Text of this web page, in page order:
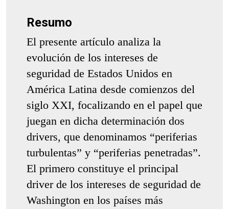
Resumo
El presente artículo analiza la
evolución de los intereses de
seguridad de Estados Unidos en
América Latina desde comienzos del
siglo XXI, focalizando en el papel que
juegan en dicha determinación dos
drivers, que denominamos “periferias
turbulentas” y “periferias penetradas”.
El primero constituye el principal
driver de los intereses de seguridad de
Washington en los países más